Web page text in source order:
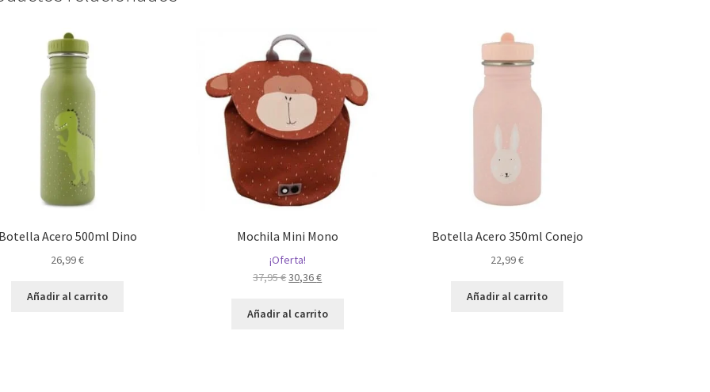
Acero 500ml Dino
26,99€
Añadir al carrito
Mochila Mini Mono
¡Oferta!
37,95€ El
original
30,36€El
actual
Añadir al carrito
Botella Acero 350ml Conejo
22,99€
Añadir al carrito